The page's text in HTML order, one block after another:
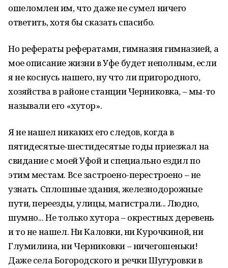
ошеломлен им, что даже не сумел ничего
ответить, хотя бы сказать спасибо.
Но рефераты рефератами, гимназия гимназией, а
мое описание жизни в Уфе будет неполным, если
я не коснусь нашего, ну что ли пригородного,
хозяйства в районе станции Черниковка, – мы-то
называли его «хутор».
Я не нашел никаких его следов, когда в
пятидесятые-шестидесятые годы приезжал на
свидание с моей Уфой и специально ездил по
этим местам. Все застроено-перестроено – не
узнать. Сплошные здания, железнодорожные
пути, переезды, улицы, магистрали... Людно,
шумно... Не только хутора – окрестных деревень
и то не нашел. Ни Каловки, ни Курочкиной, ни
Глумилина, ни Черниковки – ничегошеньки!
Даже села Богородского и речки Шугуровки в